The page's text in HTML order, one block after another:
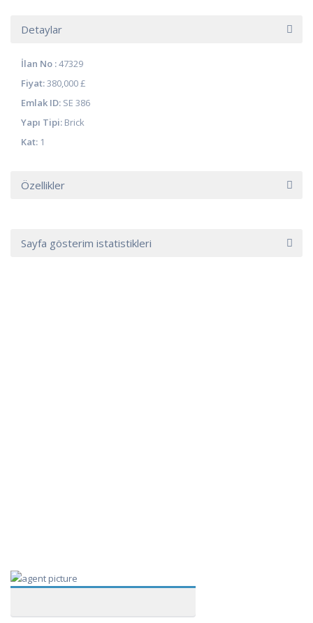
Detaylar
İlan No :47329
Fiyat:380,000 £
Emlak ID: SE 386
Yapı Tipi: Brick
Kat: 1
Özellikler
Sayfa gösterim istatistikleri